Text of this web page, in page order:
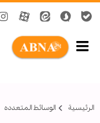
الرئيسية الوسائط المتعدده